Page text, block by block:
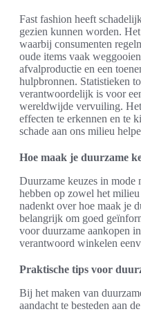
Fast fashion heeft
gezien kunnen worden.
waarbij consumenten
oude items vaak
afvalproductie en een
hulpbronnen. Statistieken
verantwoordelijk is voor
wereldwijde vervuiling.
effecten te erkennen en te
schade aan ons milieu
Hoe maak je duurzame
Duurzame keuzes in mode
hebben op zowel het
nadenkt over hoe maak je
belangrijk om goed
voor duurzame aankopen
verantwoord winkelen
Praktische tips voor
Bij het maken van
aandacht te besteden aan